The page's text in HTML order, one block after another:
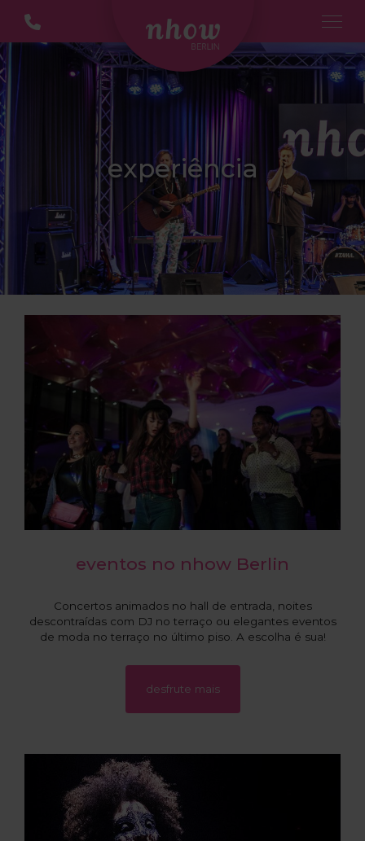
experiência
eventos no nhow Berlin
Concertos animados no hall de entrada, noites
descontraídas com DJ no terraço ou elegantes eventos
de moda no terraço no último piso. A escolha é sua!
desfrute mais